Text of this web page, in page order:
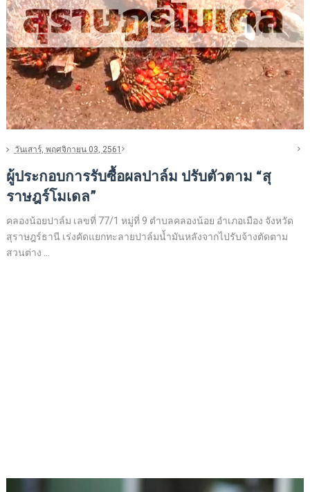
วันเสาร์, พฤศจิกายน 03, 2561
ผู้ประกอบการรับซื้อผลปาล์ม ปรับตัวตาม “สุ
ราษฎร์โมเดล”
คลองน้อยปาล์ม เลขที่ 77/1 หมู่ที่ 9 ตำบลคลองน้อย อำเภอเมือง จังหวัด
สุราษฎร์ธานี เร่งคัดแยกทะลายปาล์มน้ำมันหลังจากไปรับจ้างตัดตาม
สวนต่าง ...